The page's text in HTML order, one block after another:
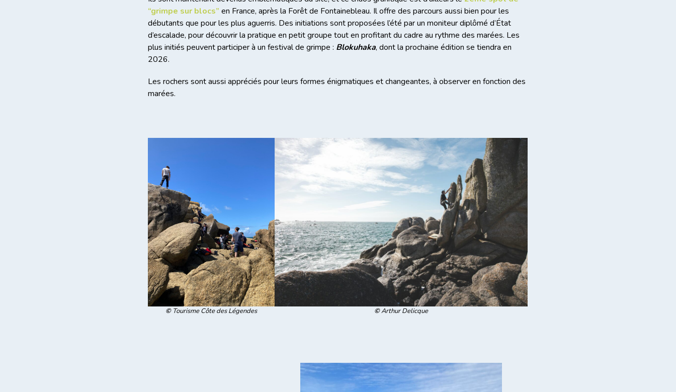
“grimpe sur blocs” en France, après la Forêt de Fontainebleau. Il offre des parcours aussi bien pour les
débutants que pour les plus aguerris. Des initiations sont proposées l’été par un moniteur diplômé d’État
d’escalade, pour découvrir la pratique en petit groupe tout en profitant du cadre au rythme des marées. Les
plus initiés peuvent participer à un festival de grimpe : Blokuhaka, dont la prochaine édition se tiendra en
2026.
Les rochers sont aussi appréciés pour leurs formes énigmatiques et changeantes, à observer en fonction des
marées.
©Tourisme Côte des Légendes ©Arthur Delicque